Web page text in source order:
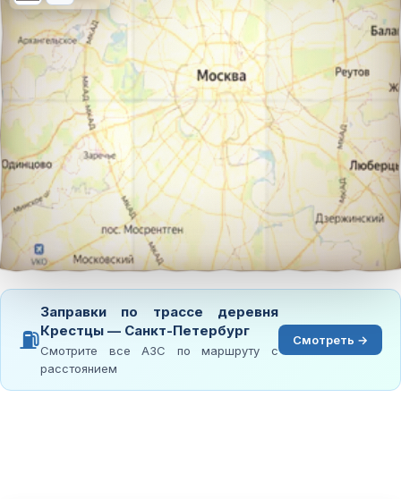
⛽
Заправки по трассе деревня
Крестцы — Санкт-Петербург
Смотрите все АЗС по маршруту с
расстоянием
Смотреть →